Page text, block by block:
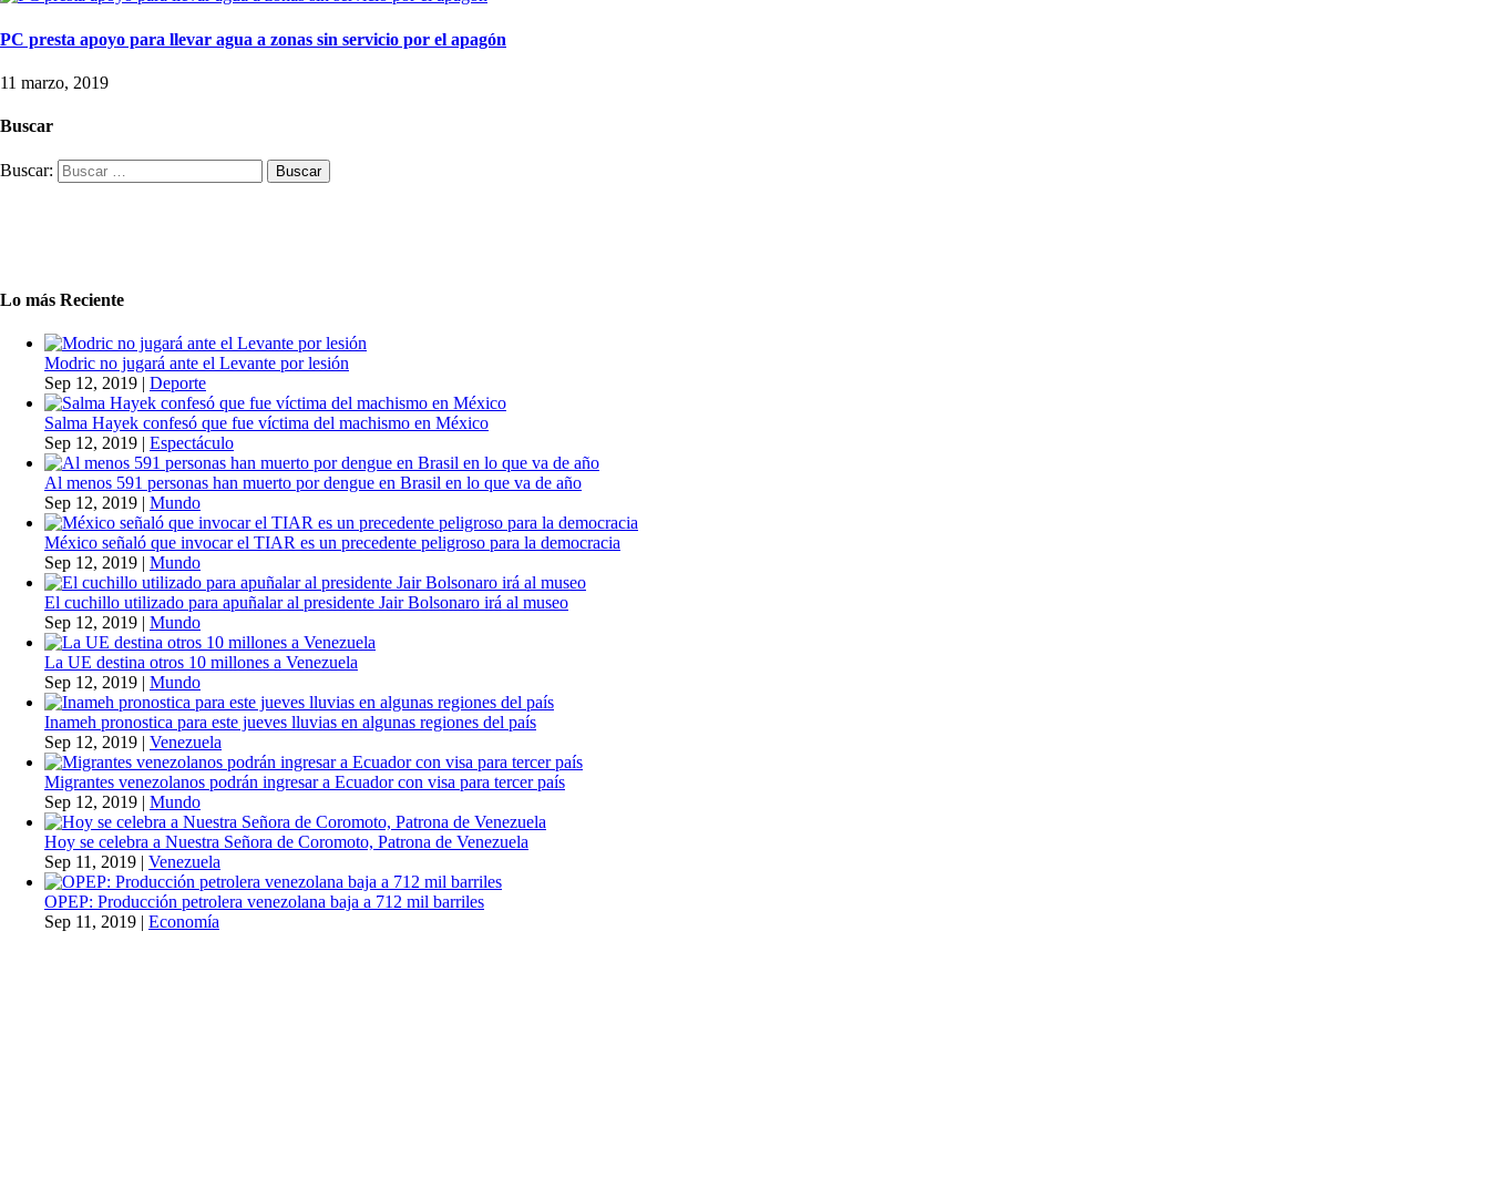
PC presta apoyo para llevar agua a zonas sin servicio por el apagón
11 marzo, 2019
Buscar
Buscar:
Lo más Reciente
Modric no jugará ante el Levante por lesión
Sep 12, 2019 | Deporte
Salma Hayek confesó que fue víctima del machismo en México
Sep 12, 2019 | Espectáculo
Al menos 591 personas han muerto por dengue en Brasil en lo que va de año
Sep 12, 2019 | Mundo
México señaló que invocar el TIAR es un precedente peligroso para la democracia
Sep 12, 2019 | Mundo
El cuchillo utilizado para apuñalar al presidente Jair Bolsonaro irá al museo
Sep 12, 2019 | Mundo
La UE destina otros 10 millones a Venezuela
Sep 12, 2019 | Mundo
Inameh pronostica para este jueves lluvias en algunas regiones del país
Sep 12, 2019 | Venezuela
Migrantes venezolanos podrán ingresar a Ecuador con visa para tercer país
Sep 12, 2019 | Mundo
Hoy se celebra a Nuestra Señora de Coromoto, Patrona de Venezuela
Sep 11, 2019 | Venezuela
OPEP: Producción petrolera venezolana baja a 712 mil barriles
Sep 11, 2019 | Economía